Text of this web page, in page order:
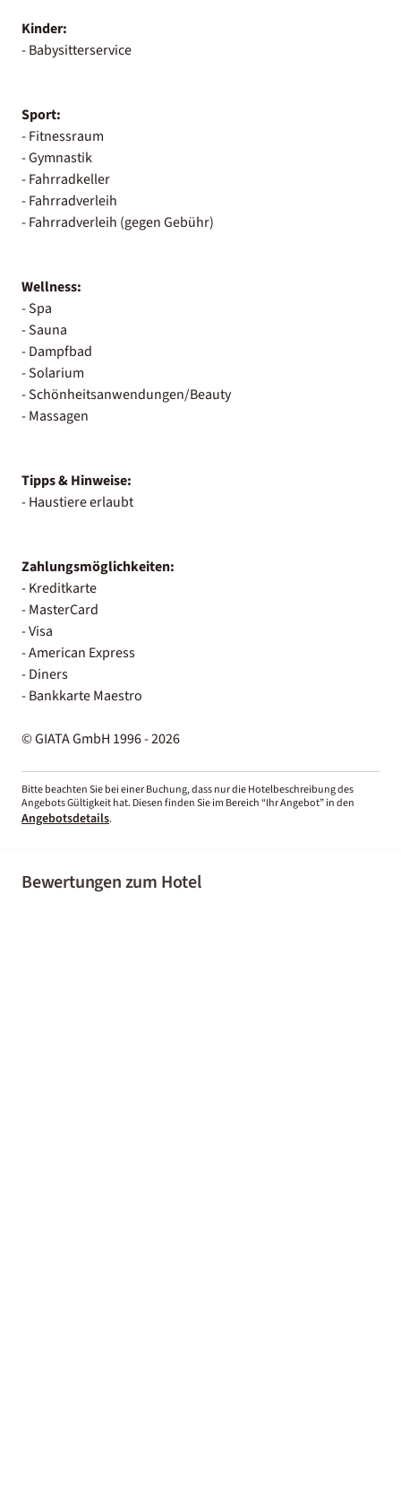
Kinder:
- Babysitterservice
Sport:
- Fitnessraum
- Gymnastik
- Fahrradkeller
- Fahrradverleih
- Fahrradverleih (gegen Gebühr)
Wellness:
- Spa
- Sauna
- Dampfbad
- Solarium
- Schönheitsanwendungen/Beauty
- Massagen
Tipps & Hinweise:
- Haustiere erlaubt
Zahlungsmöglichkeiten:
- Kreditkarte
- MasterCard
- Visa
- American Express
- Diners
- Bankkarte Maestro
© GIATA GmbH 1996 - 2026
Bitte beachten Sie bei einer Buchung, dass nur die Hotelbeschreibung des
Angebots Gültigkeit hat. Diesen finden Sie im Bereich “Ihr Angebot” in den
Angebotsdetails.
Bewertungen zum Hotel